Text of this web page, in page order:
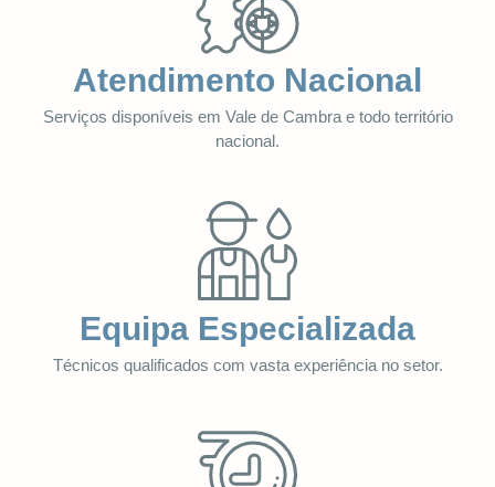
Atendimento Nacional
Serviços disponíveis em Vale de Cambra e todo território
nacional.
Equipa Especializada
Técnicos qualificados com vasta experiência no setor.